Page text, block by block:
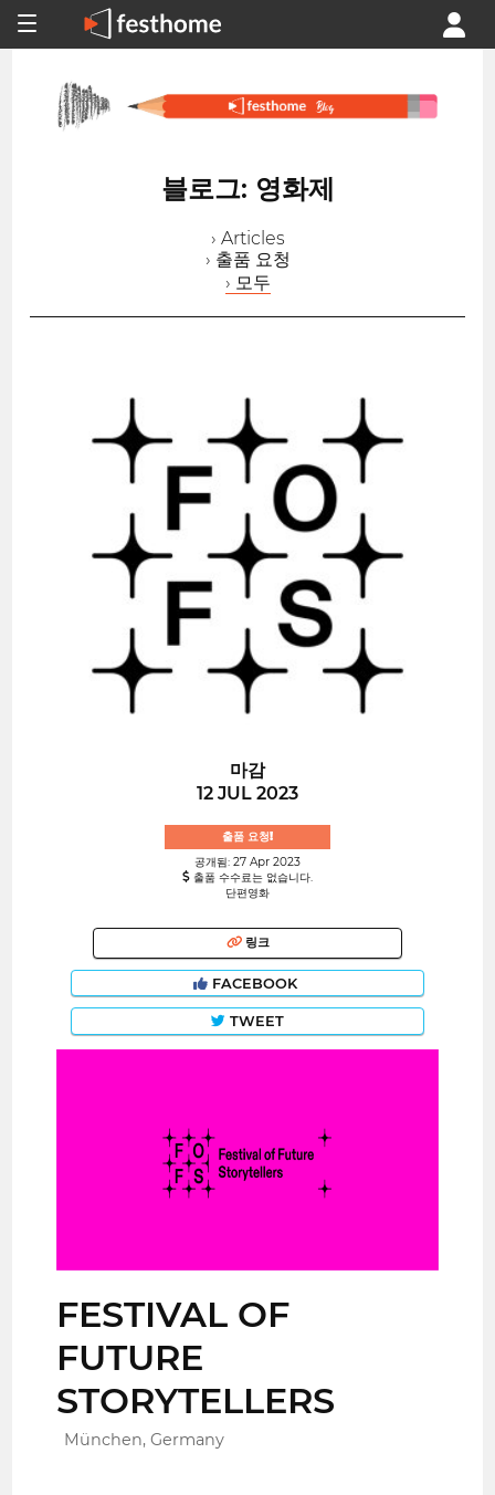
블로그: 영화제
› Articles
› 출품 요청
› 모두
마감
12 JUL 2023
출품 요청!
공개됨: 27 Apr 2023
출품 수수료는 없습니다.
단편영화
링크
FACEBOOK
TWEET
FESTIVAL OF
FUTURE
STORYTELLERS
München, Germany